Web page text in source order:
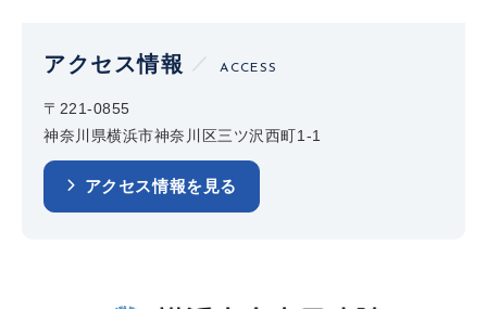
アクセス情報 ACCESS
〒221-0855
神奈川県横浜市神奈川区三ツ沢西町1-1
アクセス情報を見る